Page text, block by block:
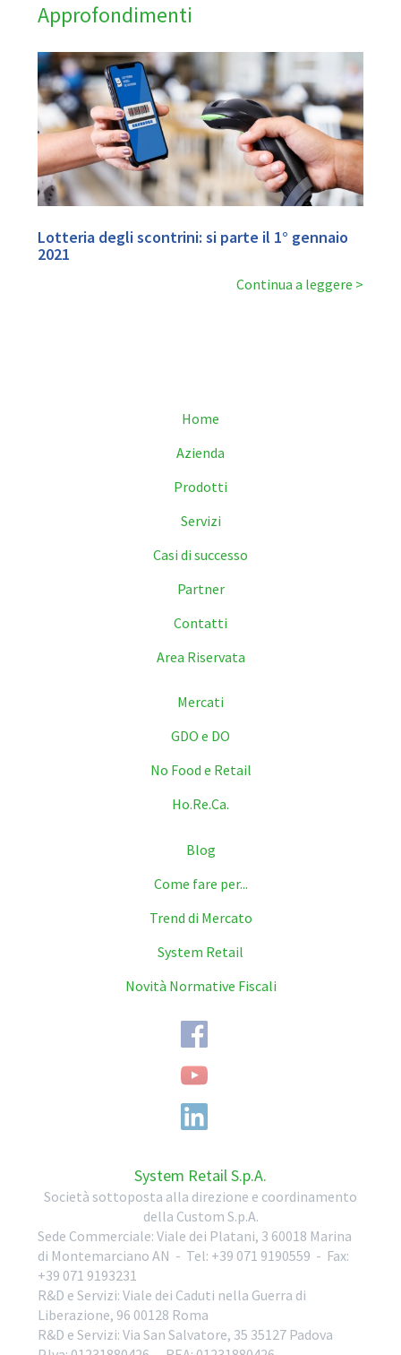
Approfondimenti
Lotteria degli scontrini: si parte il 1° gennaio
2021
Continua a leggere
Home
Azienda
Prodotti
Servizi
Casi di successo
Partner
Contatti
Area Riservata
Mercati
GDO e DO
No Food e Retail
Ho.Re.Ca.
Blog
Come fare per...
Trend di Mercato
System Retail
Novità Normative Fiscali
System Retail S.p.A.
Società sottoposta alla direzione e coordinamento
della Custom S.p.A.
Sede Commerciale: Viale dei Platani, 3 60018 Marina
di Montemarciano AN - Tel: +39 071 9190559 - Fax:
+39 071 9193231
R&D e Servizi: Viale dei Caduti nella Guerra di
Liberazione, 96 00128 Roma
R&D e Servizi: Via San Salvatore, 35 35127 Padova